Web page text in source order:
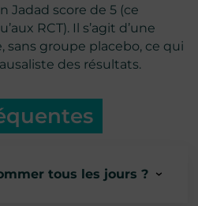
Jadad score de 5 (ce
RCT). Il s’agit d’une
groupe placebo, ce qui
des résultats.
tous les jours ?